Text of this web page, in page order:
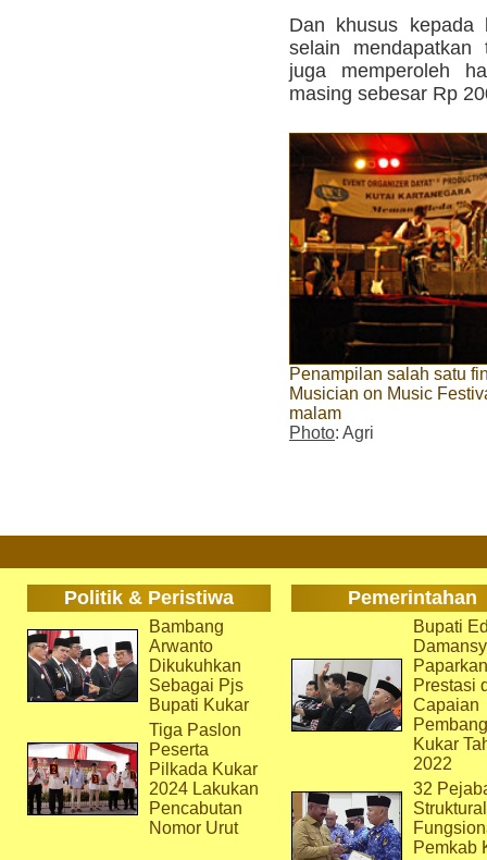
Dan khusus kepada
selain mendapatkan
juga memperoleh
masing sebesar Rp
Penampilan salah satu
Musician on Music
malam
Photo: Agri
Politik & Peristiwa Pemerintahan
Bambang
Arwanto
Dikukuhkan
Sebagai Pjs
Bupati Kukar
Tiga Paslon
Peserta
Pilkada Kukar
2024 Lakukan
Pencabutan
Nomor Urut
Bupati
Paparkan
Prestasi
Capaian
Kukar
2022
32
Pemkab